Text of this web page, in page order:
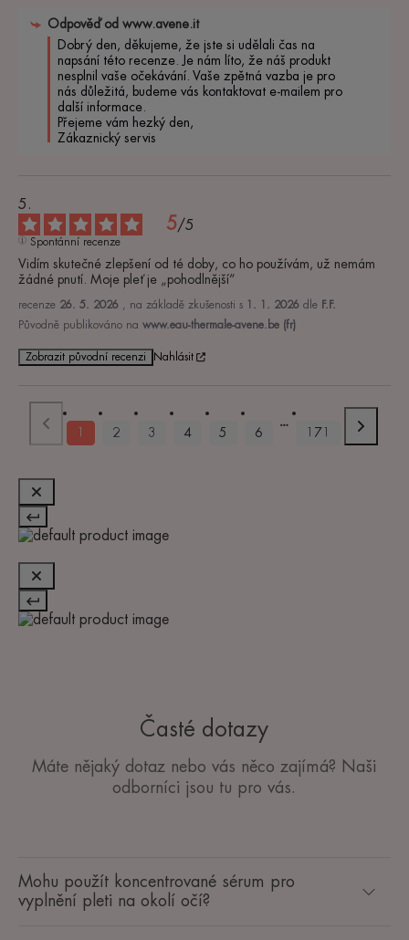
Odpověď od www.avene.it
Dobrý den, děkujeme, že jste si udělali čas na
napsání této recenze. Je nám líto, že náš produkt
nesplnil vaše očekávání. Vaše zpětná vazba je pro
nás důležitá, budeme vás kontaktovat e-mailem pro
další informace.
Přejeme vám hezký den,
Zákaznický servis
5/5
Spontánní recenze
Vidím skutečné zlepšení od té doby, co ho používám, už nemám
žádné pnutí. Moje pleť je „pohodlnější“
recenze 26. 5. 2026 , na základě zkušenosti s 1. 1. 2026 dle F.F.
Původně publikováno na www.eau-thermale-avene.be (fr)
Zobrazit původní recenzi Nahlásit
1 2 3 4 5 6 171
Časté dotazy
Máte nějaký dotaz nebo vás něco zajímá? Naši
odborníci jsou tu pro vás.
Mohu použít koncentrované sérum pro
vyplnění pleti na okolí očí?